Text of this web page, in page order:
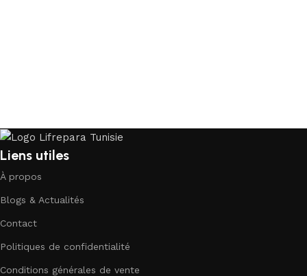
Liens utiles
À propos
Blogs & Actualités
Contact
Politiques de confidentialité
Conditions générales de vente